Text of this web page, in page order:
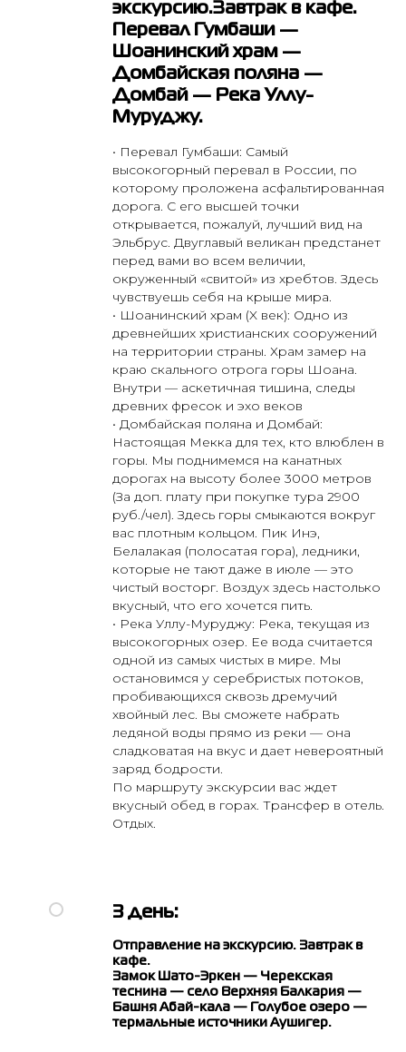
экскурсию.Завтрак в кафе.
Перевал Гумбаши —
Шоанинский храм —
Домбайская поляна —
Домбай — Река Уллу-
Муруджу.
• Перевал Гумбаши: Самый
высокогорный перевал в России, по
которому проложена асфальтированная
дорога. С его высшей точки
открывается, пожалуй, лучший вид на
Эльбрус. Двуглавый великан предстанет
перед вами во всем величии,
окруженный «свитой» из хребтов. Здесь
чувствуешь себя на крыше мира.
• Шоанинский храм (X век): Одно из
древнейших христианских сооружений
на территории страны. Храм замер на
краю скального отрога горы Шоана.
Внутри — аскетичная тишина, следы
древних фресок и эхо веков
• Домбайская поляна и Домбай:
Настоящая Мекка для тех, кто влюблен в
горы. Мы поднимемся на канатных
дорогах на высоту более 3000 метров
(За доп. плату при покупке тура 2900
руб./чел). Здесь горы смыкаются вокруг
вас плотным кольцом. Пик Инэ,
Белалакая (полосатая гора), ледники,
которые не тают даже в июле — это
чистый восторг. Воздух здесь настолько
вкусный, что его хочется пить.
• Река Уллу-Муруджу: Река, текущая из
высокогорных озер. Ее вода считается
одной из самых чистых в мире. Мы
остановимся у серебристых потоков,
пробивающихся сквозь дремучий
хвойный лес. Вы сможете набрать
ледяной воды прямо из реки — она
сладковатая на вкус и дает невероятный
заряд бодрости.
По маршруту экскурсии вас ждет
вкусный обед в горах. Трансфер в отель.
Отдых.
3 день:
Отправление на экскурсию. Завтрак в
кафе.
Замок Шато-Эркен — Черекская
теснина — село Верхняя Балкария —
Башня Абай-кала — Голубое озеро —
термальные источники Аушигер.